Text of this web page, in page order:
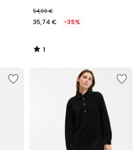
54,99 €
35,74 € -35%
1
/